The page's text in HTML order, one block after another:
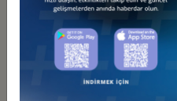
TÜRKİYE-SOMALİ KEK II.
30 Ekim 2019 Çarşamba